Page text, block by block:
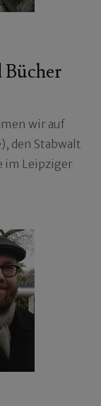
Bücher
wir auf
den Stabwalt
im Leipziger